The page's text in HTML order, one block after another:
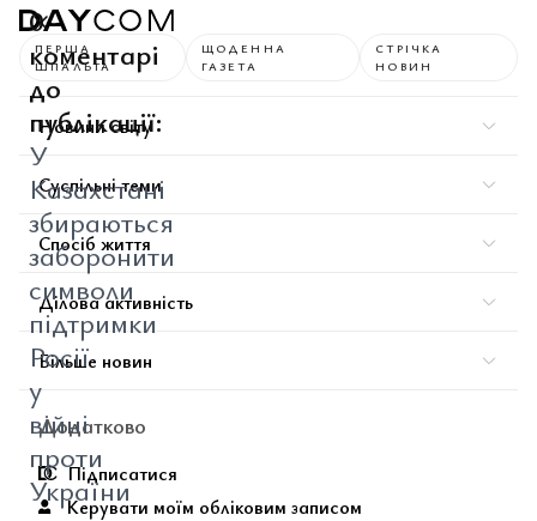
0
коментарі
до
публікації:
У
Казахстані
збираються
заборонити
символи
підтримки
Росії
у
війні
проти
України
ПЕРША
ШПАЛЬТА
ЩОДЕННА
ГАЗЕТА
СТРІЧКА
НОВИН
Новини світу
Суспільні теми
Спосіб життя
Ділова активність
Більше новин
Додатково
Підписатися
Керувати моїм обліковим записом